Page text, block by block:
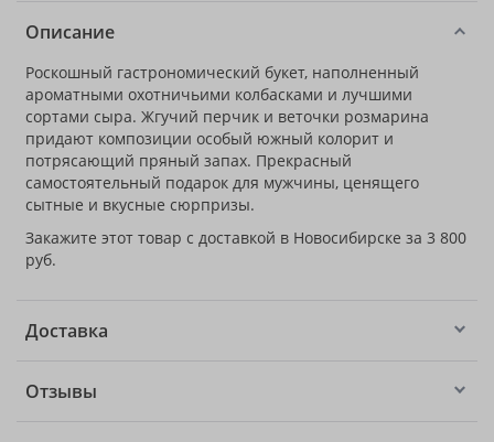
Описание
Роскошный гастрономический букет, наполненный
ароматными охотничьими колбасками и лучшими
сортами сыра. Жгучий перчик и веточки розмарина
придают композиции особый южный колорит и
потрясающий пряный запах. Прекрасный
самостоятельный подарок для мужчины, ценящего
сытные и вкусные сюрпризы.
Закажите этот товар с доставкой в Новосибирске за 3 800
руб.
Доставка
Отзывы